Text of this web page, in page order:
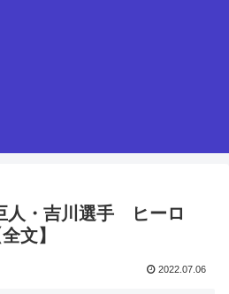
・吉川選手 ヒーロ
文】
2022.07.06